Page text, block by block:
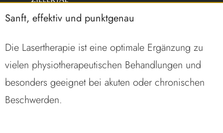
Sanft, effektiv und punktgenau
Die Lasertherapie ist eine optimale Ergänzung zu
vielen physiotherapeutischen Behandlungen und
besonders geeignet bei akuten oder chronischen
Beschwerden.